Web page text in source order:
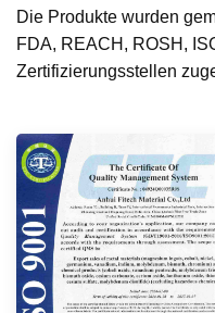
Die Produkte wurden
FDA, REACH, ROSH,
Zertifizierungsstellen